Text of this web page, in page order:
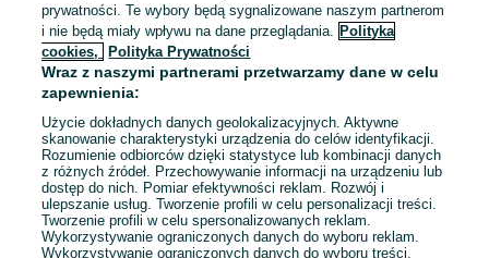
prywatności. Te wybory będą sygnalizowane naszym partnerom
i nie będą miały wpływu na dane przeglądania. Polityka
cookies,
Polityka Prywatności
Wraz z naszymi partnerami przetwarzamy dane w celu
zapewnienia:
Użycie dokładnych danych geolokalizacyjnych. Aktywne
skanowanie charakterystyki urządzenia do celów identyfikacji.
Rozumienie odbiorców dzięki statystyce lub kombinacji danych
z różnych źródeł. Przechowywanie informacji na urządzeniu lub
dostęp do nich. Pomiar efektywności reklam. Rozwój i
ulepszanie usług. Tworzenie profili w celu personalizacji treści.
Tworzenie profili w celu spersonalizowanych reklam.
Wykorzystywanie ograniczonych danych do wyboru reklam.
Wykorzystywanie ograniczonych danych do wyboru treści.